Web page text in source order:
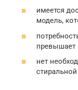
имеется
модель,
превышает
нет